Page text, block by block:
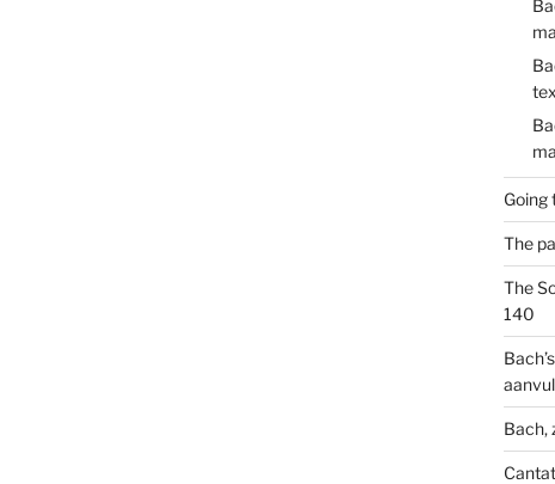
Going
The
The
140
Bach,